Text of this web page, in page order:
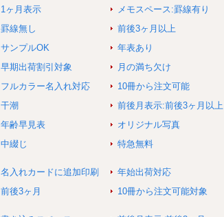
1ヶ月表示 メモスペース:罫線有り
罫線無し 前後3ヶ月以上
サンプルOK 年表あり
早期出荷割引対象 月の満ち欠け
フルカラー名入れ対応 10冊から注文可能
干潮 前後月表示:前後3ヶ月以上
年齢早見表 オリジナル写真
中綴じ 特急無料
名入れカードに追加印刷 年始出荷対応
前後3ヶ月 10冊から注文可能対象